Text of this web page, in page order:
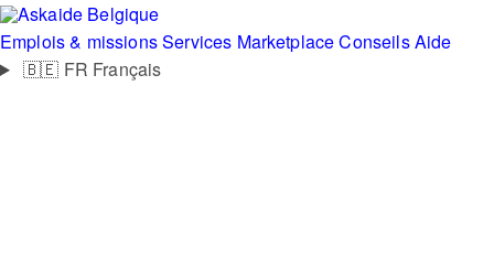
Belgique
Emplois & missionsServices MarketplaceConseilsAide
🇧🇪 FR Français